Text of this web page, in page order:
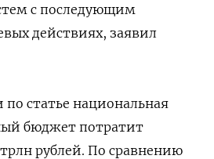
с последующим
действиях, заявил
статье национальная
бюджет потратит
рублей. По сравнению